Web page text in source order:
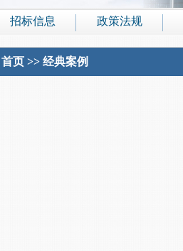
招标信息 政策法规
首页>> 经典案例